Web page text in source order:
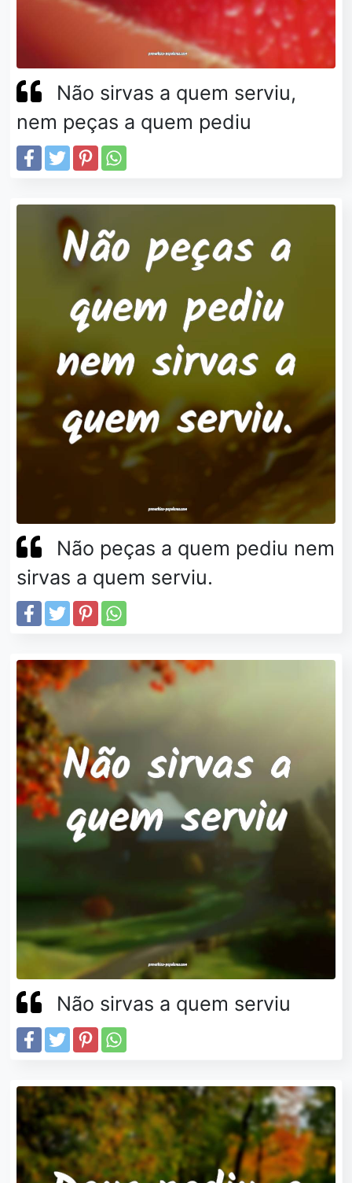
Não sirvas a quem serviu,
nem peças a quem pediu
Não peças a quem pediu nem
sirvas a quem serviu.
Não sirvas a quem serviu